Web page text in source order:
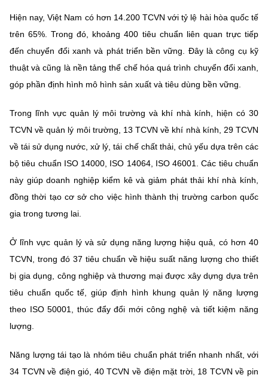
Hiện nay, Việt Nam có hơn 14.200 TCVN với tỷ lệ hài hòa quốc tế
trên 65%. Trong đó, khoảng 400 tiêu chuẩn liên quan trực tiếp
đến chuyển đổi xanh và phát triển bền vững. Đây là công cụ kỹ
thuật và cũng là nền tảng thể chế hóa quá trình chuyển đổi xanh,
góp phần định hình mô hình sản xuất và tiêu dùng bền vững.
Trong lĩnh vực quản lý môi trường và khí nhà kính , hiện có 30
TCVN về quản lý môi trường, 13 TCVN về khí nhà kính, 29 TCVN
về tái sử dụng nước, xử lý, tái chế chất thải, chủ yếu dựa trên các
bộ tiêu chuẩn ISO 14000, ISO 14064, ISO 46001. Các tiêu chuẩn
này giúp doanh nghiệp kiểm kê và giảm phát thải khí nhà kính,
đồng thời tạo cơ sở cho việc hình thành thị trường carbon quốc
gia trong tương lai.
Ở lĩnh vực quản lý và sử dụng năng lượng hiệu quả , có hơn 40
TCVN, trong đó 37 tiêu chuẩn về hiệu suất năng lượng cho thiết
bị gia dụng, công nghiệp và thương mại được xây dựng dựa trên
tiêu chuẩn quốc tế, giúp định hình khung quản lý năng lượng
theo ISO 50001, thúc đẩy đổi mới công nghệ và tiết kiệm năng
lượng.
Năng lượng tái tạolà nhóm tiêu chuẩn phát triển nhanh nhất, với
34 TCVN về điện gió, 40 TCVN về điện mặt trời, 18 TCVN về pin